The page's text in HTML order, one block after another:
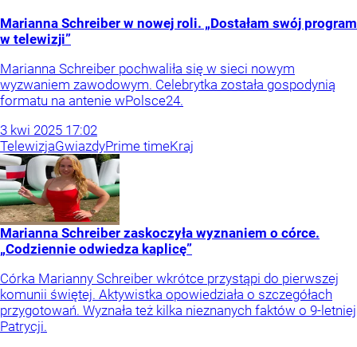
Marianna Schreiber w nowej roli. „Dostałam swój program
w telewizji”
Marianna Schreiber pochwaliła się w sieci nowym
wyzwaniem zawodowym. Celebrytka została gospodynią
formatu na antenie wPolsce24.
3 kwi 2025 17:02
TelewizjaGwiazdyPrime timeKraj
Marianna Schreiber zaskoczyła wyznaniem o córce.
„Codziennie odwiedza kaplicę”
Córka Marianny Schreiber wkrótce przystąpi do pierwszej
komunii świętej. Aktywistka opowiedziała o szczegółach
przygotowań. Wyznała też kilka nieznanych faktów o 9-letniej
Patrycji.